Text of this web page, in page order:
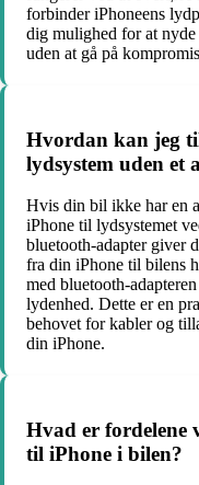
forbinder iPhoneens
dig mulighed for at
uden at gå på
Hvordan kan jeg
lydsystem uden et
Hvis din bil ikke har en
iPhone til lydsystemet
bluetooth-adapter giver
fra din iPhone til bilens
med bluetooth-
lydenhed. Dette er en
behovet for kabler og
din iPhone.
Hvad er fordelene
til iPhone i bilen?